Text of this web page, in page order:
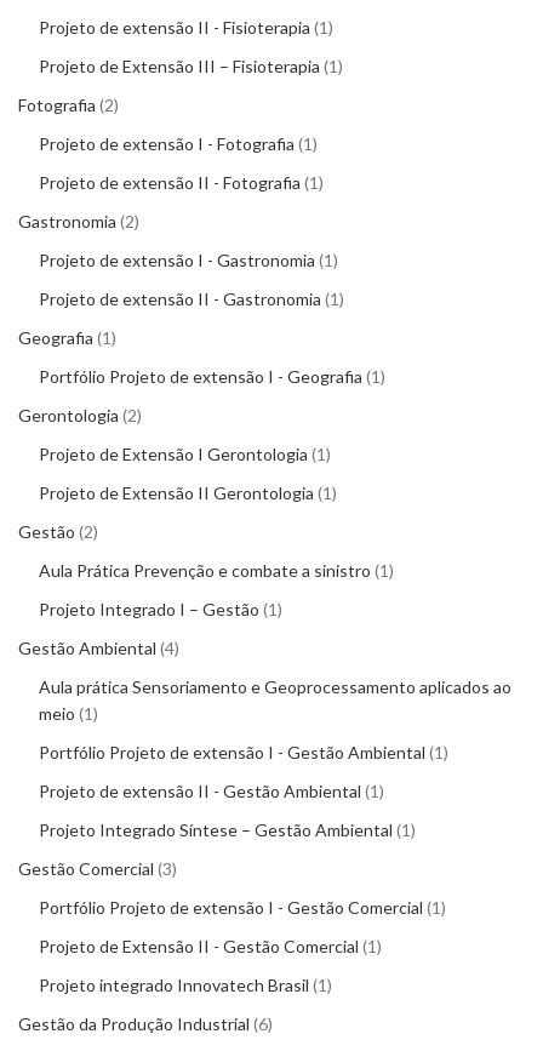
Projeto de extensão II - Fisioterapia 1
Projeto de Extensão III – Fisioterapia 1
Fotografia 2
Projeto de extensão I - Fotografia 1
Projeto de extensão II - Fotografia 1
Gastronomia 2
Projeto de extensão I - Gastronomia 1
Projeto de extensão II - Gastronomia 1
Geografia 1
Portfólio Projeto de extensão I - Geografia 1
Gerontologia 2
Projeto de Extensão I Gerontologia 1
Projeto de Extensão II Gerontologia 1
Gestão 2
Aula Prática Prevenção e combate a sinistro 1
Projeto Integrado I – Gestão 1
Gestão Ambiental 4
Aula prática Sensoriamento e Geoprocessamento aplicados ao
meio 1
Portfólio Projeto de extensão I - Gestão Ambiental 1
Projeto de extensão II - Gestão Ambiental 1
Projeto Integrado Síntese – Gestão Ambiental 1
Gestão Comercial 3
Portfólio Projeto de extensão I - Gestão Comercial 1
Projeto de Extensão II - Gestão Comercial 1
Projeto integrado Innovatech Brasil 1
Gestão da Produção Industrial 6